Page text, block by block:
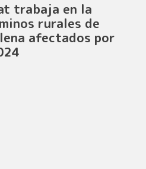
trabaja en la
rurales de
afectados por